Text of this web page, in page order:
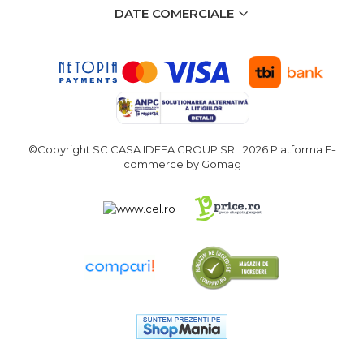
Unelte Pneumatice
Pistol de vopsit
Aparat/pistol sablare
Slefuitor Pneumatic
cu Manometru
DATE COMERCIALE
©Copyright SC CASA IDEEA GROUP SRL 2026 Platforma E-
commerce by Gomag